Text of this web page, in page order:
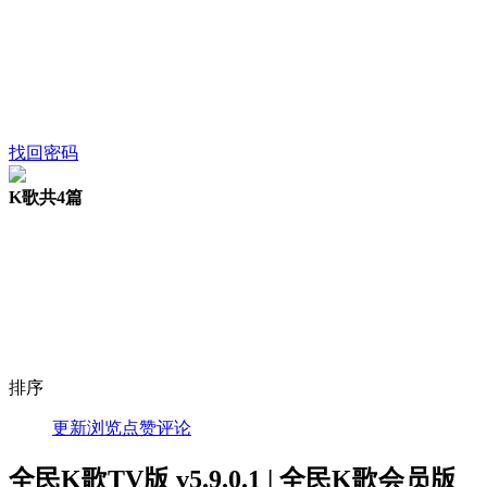
找回密码
K歌共4篇
排序
更新浏览点赞评论
全民K歌TV版 v5.9.0.1 | 全民K歌会员版